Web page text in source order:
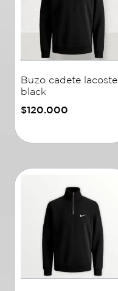
Buzo cadete lacoste
black
$120.000